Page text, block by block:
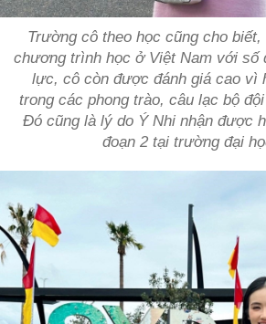
Trường cô theo học cũng cho biết,
chương trình học ở Việt Nam với số
lực, cô còn được đánh giá cao vì
trong các phong trào, câu lạc bộ
Đó cũng là lý do Ý Nhi nhận được
đoạn 2 tại trường đại